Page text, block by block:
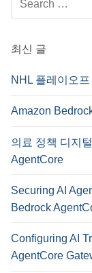
색
최신 글
NHL 플레이오
Amazon
의료 정책 디지
AgentCore
Securing AI
Bedrock
Configuring AI
AgentCore